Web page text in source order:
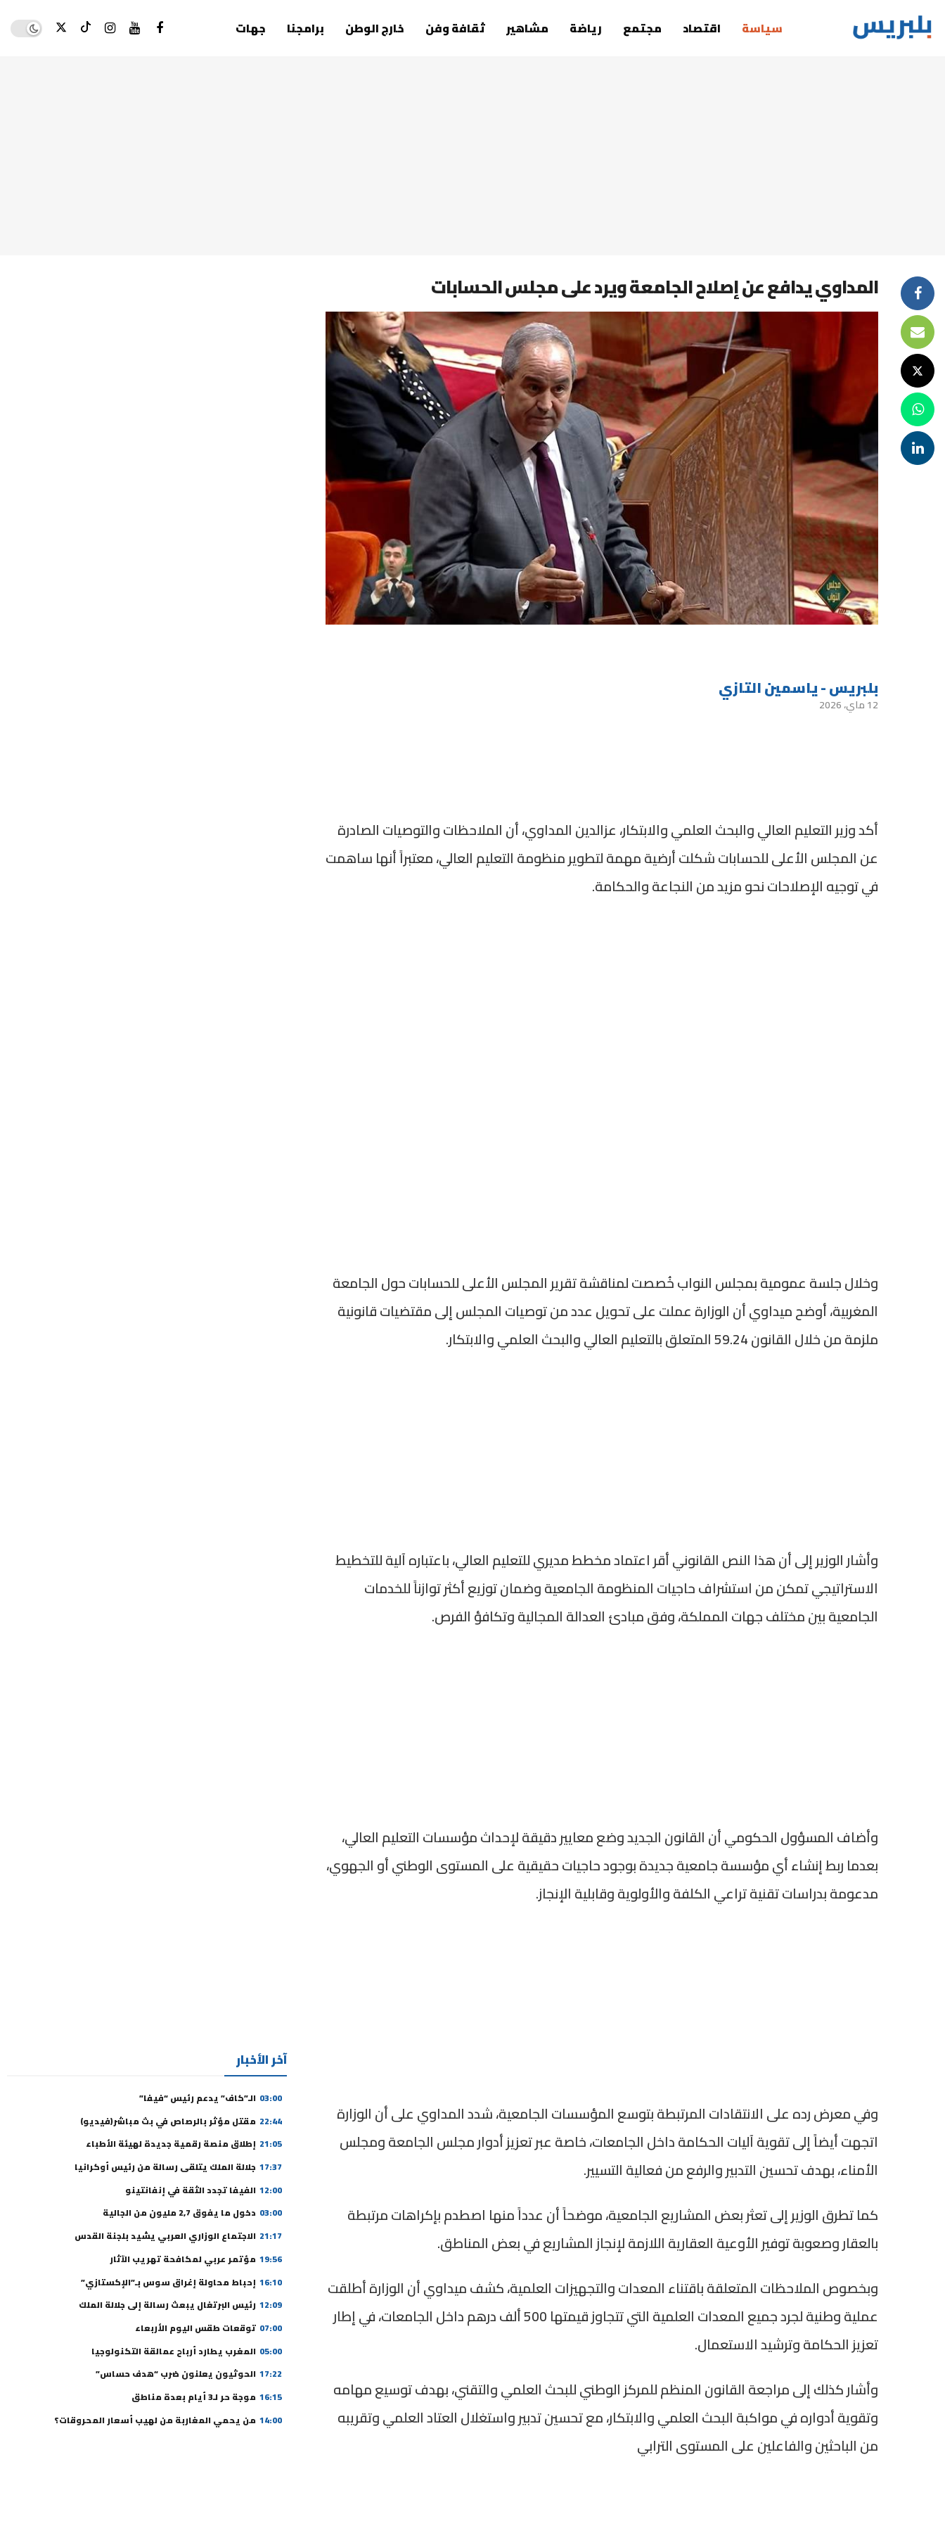
سياسة اقتصاد مجتمع رياضة مشاهير ثقافة وفن خارج الوطن برامجنا جهات mode
المداوي يدافع عن إصلاح الجامعة ويرد على مجلس الحسابات
بلبريس - ياسمين التازي
12 ماي، 2026
أكد وزير التعليم العالي والبحث العلمي والابتكار، عزالدين المداوي، أن الملاحظات والتوصيات الصادرة
عن المجلس الأعلى للحسابات شكلت أرضية مهمة لتطوير منظومة التعليم العالي، معتبراً أنها ساهمت
في توجيه الإصلاحات نحو مزيد من النجاعة والحكامة.
وخلال جلسة عمومية بمجلس النواب خُصصت لمناقشة تقرير المجلس الأعلى للحسابات حول الجامعة
المغربية، أوضح ميداوي أن الوزارة عملت على تحويل عدد من توصيات المجلس إلى مقتضيات قانونية
ملزمة من خلال القانون 59.24 المتعلق بالتعليم العالي والبحث العلمي والابتكار.
وأشار الوزير إلى أن هذا النص القانوني أقر اعتماد مخطط مديري للتعليم العالي، باعتباره آلية للتخطيط
الاستراتيجي تمكن من استشراف حاجيات المنظومة الجامعية وضمان توزيع أكثر توازناً للخدمات
الجامعية بين مختلف جهات المملكة، وفق مبادئ العدالة المجالية وتكافؤ الفرص.
وأضاف المسؤول الحكومي أن القانون الجديد وضع معايير دقيقة لإحداث مؤسسات التعليم العالي،
بعدما ربط إنشاء أي مؤسسة جامعية جديدة بوجود حاجيات حقيقية على المستوى الوطني أو الجهوي،
مدعومة بدراسات تقنية تراعي الكلفة والأولوية وقابلية الإنجاز.
وفي معرض رده على الانتقادات المرتبطة بتوسع المؤسسات الجامعية، شدد المداوي على أن الوزارة
اتجهت أيضاً إلى تقوية آليات الحكامة داخل الجامعات، خاصة عبر تعزيز أدوار مجلس الجامعة ومجلس
الأمناء، بهدف تحسين التدبير والرفع من فعالية التسيير.
كما تطرق الوزير إلى تعثر بعض المشاريع الجامعية، موضحاً أن عدداً منها اصطدم بإكراهات مرتبطة
بالعقار وصعوبة توفير الأوعية العقارية اللازمة لإنجاز المشاريع في بعض المناطق.
وبخصوص الملاحظات المتعلقة باقتناء المعدات والتجهيزات العلمية، كشف ميداوي أن الوزارة أطلقت
عملية وطنية لجرد جميع المعدات العلمية التي تتجاوز قيمتها 500 ألف درهم داخل الجامعات، في إطار
تعزيز الحكامة وترشيد الاستعمال.
وأشار كذلك إلى مراجعة القانون المنظم للمركز الوطني للبحث العلمي والتقني، بهدف توسيع مهامه
وتقوية أدواره في مواكبة البحث العلمي والابتكار، مع تحسين تدبير واستغلال العتاد العلمي وتقريبه
من الباحثين والفاعلين على المستوى الترابي
آخر الأخبار
03:00 الـ”كاف” يدعم رئيس “فيفا”
22:44 مقتل مؤثر بالرصاص في بث مباشر(فيديو)
21:05 إطلاق منصة رقمية جديدة لهيئة الأطباء
17:37 جلالة الملك يتلقى رسالة من رئيس أوكرانيا
12:00 الفيفا تجدد الثقة في إنفانتينو
03:00 دخول ما يفوق 2,7 مليون من الجالية
21:17 الاجتماع الوزاري العربي يشيد بلجنة القدس
19:56 مؤتمر عربي لمكافحة تهريب الآثار
16:10 إحباط محاولة إغراق سوس بـ”الإكستازي”
12:09 رئيس البرتغال يبعث رسالة إلى جلالة الملك
07:00 توقعات طقس اليوم الأربعاء
05:00 المغرب يطارد أرباح عمالقة التكنولوجيا
17:22 الحوثيون يعلنون ضرب “هدف حساس”
16:15 موجة حر لـ3 أيام بعدة مناطق
14:00 من يحمي المغاربة من لهيب أسعار المحروقات؟